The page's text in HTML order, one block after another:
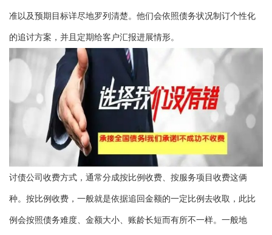
准以及预期目标详尽地罗列清楚。他们会依照债务状况制订个性化
的追讨方案，并且定期给客户汇报进展情形。
讨债公司收费方式，通常分成按比例收费、按服务项目收费这俩
种。按比例收费，一般就是依据追回金额的一定比例去收取，此比
例会按照债务难度、金额大小、账龄长短而有所不一样。一般地